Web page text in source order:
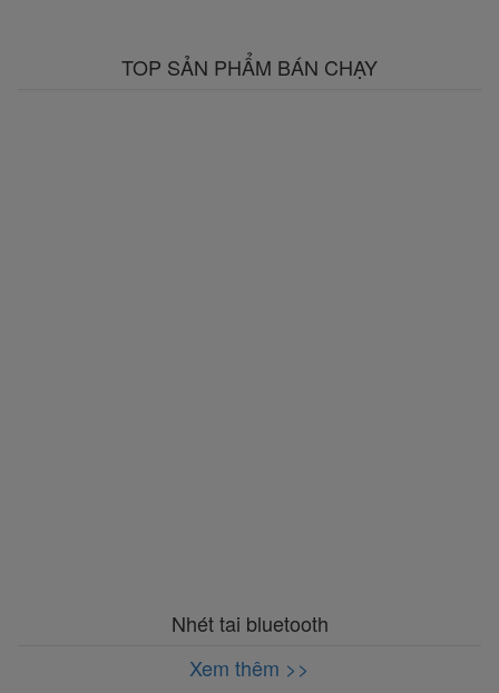
TOP SẢN PHẨM BÁN CHẠY
Nhét tai bluetooth
Xem thêm >>